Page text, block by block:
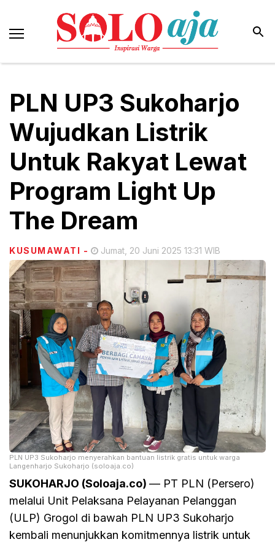
PLN UP3 Sukoharjo
Wujudkan Listrik
Untuk Rakyat Lewat
Program Light Up
The Dream
KUSUMAWATI - Jumat, 20 Juni 2025 13:31 WIB
PLN UP3 Sukoharjo menyerahkan bantuan listrik gratis untuk warga
Langenharjo Sukoharjo (soloaja.co)
SUKOHARJO (Soloaja.co) — PT PLN (Persero)
melalui Unit Pelaksana Pelayanan Pelanggan
(ULP) Grogol di bawah PLN UP3 Sukoharjo
kembali menunjukkan komitmennya listrik untuk